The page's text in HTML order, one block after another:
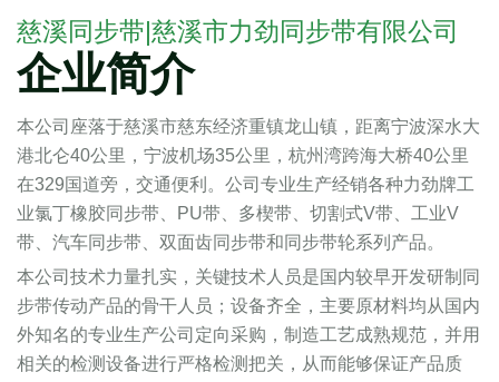
慈溪同步带|慈溪市力劲同步带有限公司
企业简介
本公司座落于慈溪市慈东经济重镇龙山镇，距离宁波深水大
港北仑40公里，宁波机场35公里，杭州湾跨海大桥40公里
在329国道旁，交通便利。公司专业生产经销各种力劲牌工
业氯丁橡胶同步带、PU带、多楔带、切割式V带、工业V
带、汽车同步带、双面齿同步带和同步带轮系列产品。
本公司技术力量扎实，关键技术人员是国内较早开发研制同
步带传动产品的骨干人员；设备齐全，主要原材料均从国内
外知名的专业生产公司定向采购，制造工艺成熟规范，并用
相关的检测设备进行严格检测把关，从而能够保证产品质